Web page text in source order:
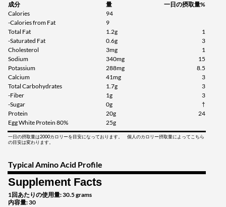
成分 量
一日の摂取量%
Calories
94
-Calories from Fat
9
Total Fat
1.2g
1
-Saturated Fat
0.6g
3
Cholesterol
3mg
1
Sodium
340mg
15
Potassium
288mg
8.5
Calcium
41mg
3
Total Carbohydrates
1.7g
3
-Fiber
1g
3
-Sugar
0g
†
Protein
20g
24
Egg White Protein 80%
25g
一日の摂取量は2000カロリーを目安になっております。 個人のカロリー摂取量によってこちら
の目安は変わります。
Typical Amino Acid Profile
Supplement Facts
1回あたりの使用量: 30.5 grams
内容量: 30